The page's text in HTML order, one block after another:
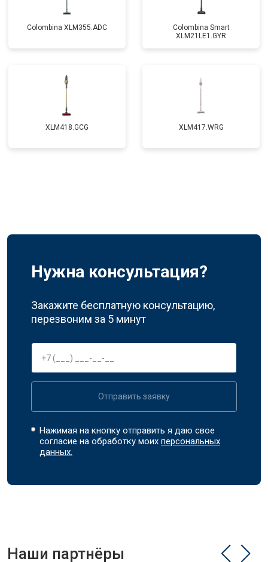
Colombina XLM355.ADC
Colombina Smart
XLM21LE1.GYR
XLM418.GCG XLM417.WRG
Нужна консультация?
Закажите бесплатную консультацию,
перезвоним за 5 минут
Отправить заявку
Нажимая на кнопку отправить я даю свое
согласие на обработку моихперсональных
данных.
Наши партнёры